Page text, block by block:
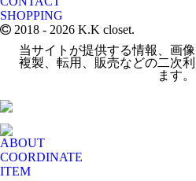
SHOPPING
2018 - 2026 K.K closet.
当サイトが提供する情報、画
複製、転用、販売などの二次
ます。
ABOUT
COORDINATE
ITEM